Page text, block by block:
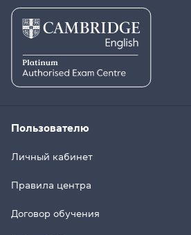
Пользователю
Личный кабинет
Правила центра
Договор обучения